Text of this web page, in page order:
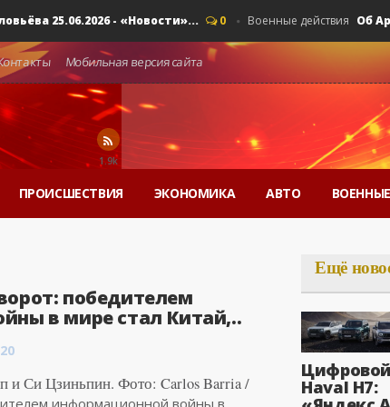
25.06.2026 - «Новости»... 0 Военные действия Об
Мобильная версия сайта
1.9k
ПРОИСШЕСТВИЯ ЭКОНОМИКА АВТО
победителем
в мире стал Китай,..
и Си Цзиньпин. Фото: Carlos Barria /
информационной войны в
Ещё
Haval H7: